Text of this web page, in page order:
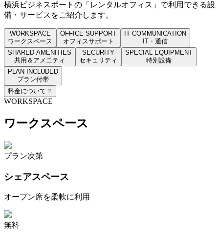
横浜ビジネスポートの「レンタルオフィス」で利用できる設
備・サービスをご紹介します。
WORKSPACE
ワークスペース
OFFICE SUPPORT
オフィスサポート
IT COMMUNICATION
IT・通信
SHARED AMENITIES
共用＆アメニティ
SECURITY
セキュリティ
SPECIAL EQUIPMENT
特別設備
PLAN INCLUDED
プラン付帯
料金について ？
WORKSPACE
ワークスペース
プラン次第
シェアスペース
オープン席を柔軟に利用
無料